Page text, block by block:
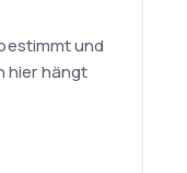
und
hier hängt